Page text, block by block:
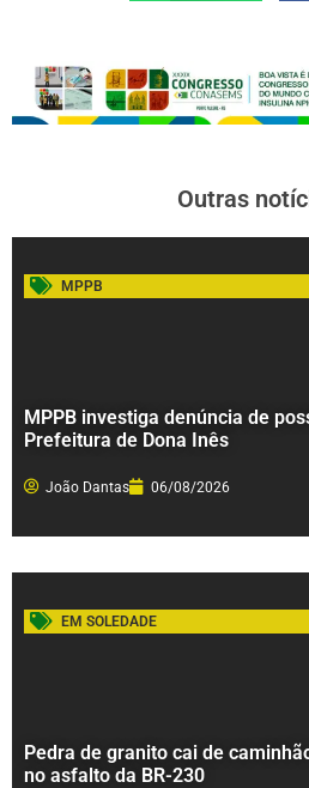
Outras
MPPB
MPPB investiga denúncia de
Prefeitura de Dona Inês
João Dantas 06/08/2026
EM SOLEDADE
Pedra de granito cai de
no asfalto da BR-230